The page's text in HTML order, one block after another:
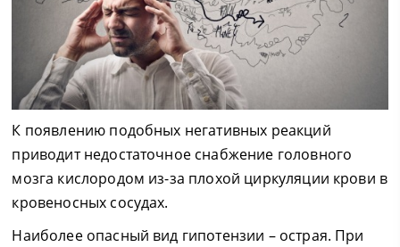
К появлению подобных негативных реакций
приводит недостаточное снабжение головного
мозга кислородом из-за плохой циркуляции крови в
кровеносных сосудах.
Наиболее опасный вид гипотензии – острая. При